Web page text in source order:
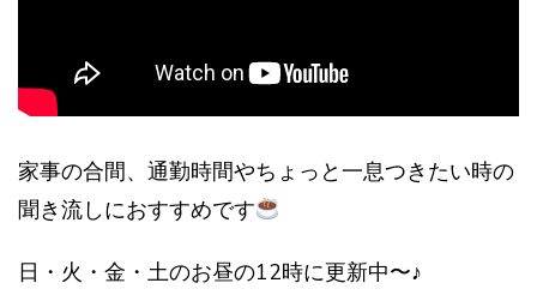
家事の合間、通勤時間やちょっと一息つきたい時の
聞き流しにおすすめです
日・火・金・土のお昼の12時に更新中〜♪